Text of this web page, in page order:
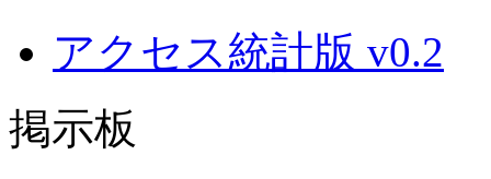
アクセス統計版 v0.2
掲示板